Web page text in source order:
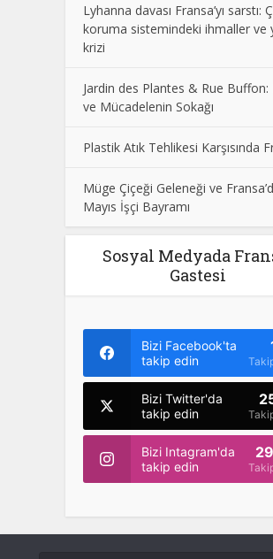
Lyhanna davası Fransa’yı sarstı:
koruma sistemindeki ihmaller ve
krizi
Jardin des Plantes & Rue Buffon:
ve Mücadelenin Sokağı
Plastik Atık Tehlikesi Karşısında
Müge Çiçeği Geleneği ve
Mayıs İşçi Bayramı
Sosyal Medyada
Gastesi
Bizi Facebook'ta
takip edin
Bizi Twitter'da
takip edin
Bizi Intagram'da
takip edin